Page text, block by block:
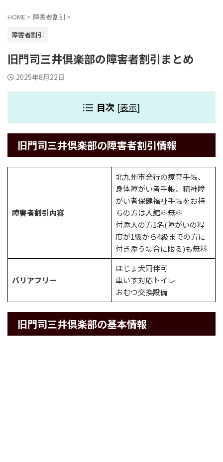
HOME > 障害者割引 >
障害者割引
旧門司三井倶楽部の障害者割引まとめ
2025年8月22日
目次 [表示]
旧門司三井倶楽部の障害者割引情報
障害者割引内容
北九州市発行の療育手帳、
身体障がい者手帳、精神障
がい者保健福祉手帳をお持
ちの方は入館料無料
付添人の方1名(障がいの程
度が1級から4級までの方に
付き添う場合に限る)も無料
バリアフリー
ほじょ犬同伴可
車いす対応トイレ
おむつ交換設備
旧門司三井倶楽部の基本情報